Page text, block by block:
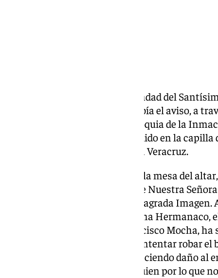
El pasado 5 de enero, la Hermandad del
Santísima de la Esperanza recibía el aviso, a
un feligrés que, visitaba la parroquia de la
de que algo extraño había sucedido en la
Titulares de la Hermandad de la Veracruz.
De esta forma, un broche sobre la mesa del
observar a la Sagrada Imagen de Nuestra
ciertos rotos en el encaje de la Sagrada
en Onda Cero y nuestro programa
corporación cofrade, Juan Francisco Mocha,
hipótesis pareciera ser que «al intentar robar
fácil de sustraer, terminaron haciendo daño al
escucharía algún sonido de alguien por lo que